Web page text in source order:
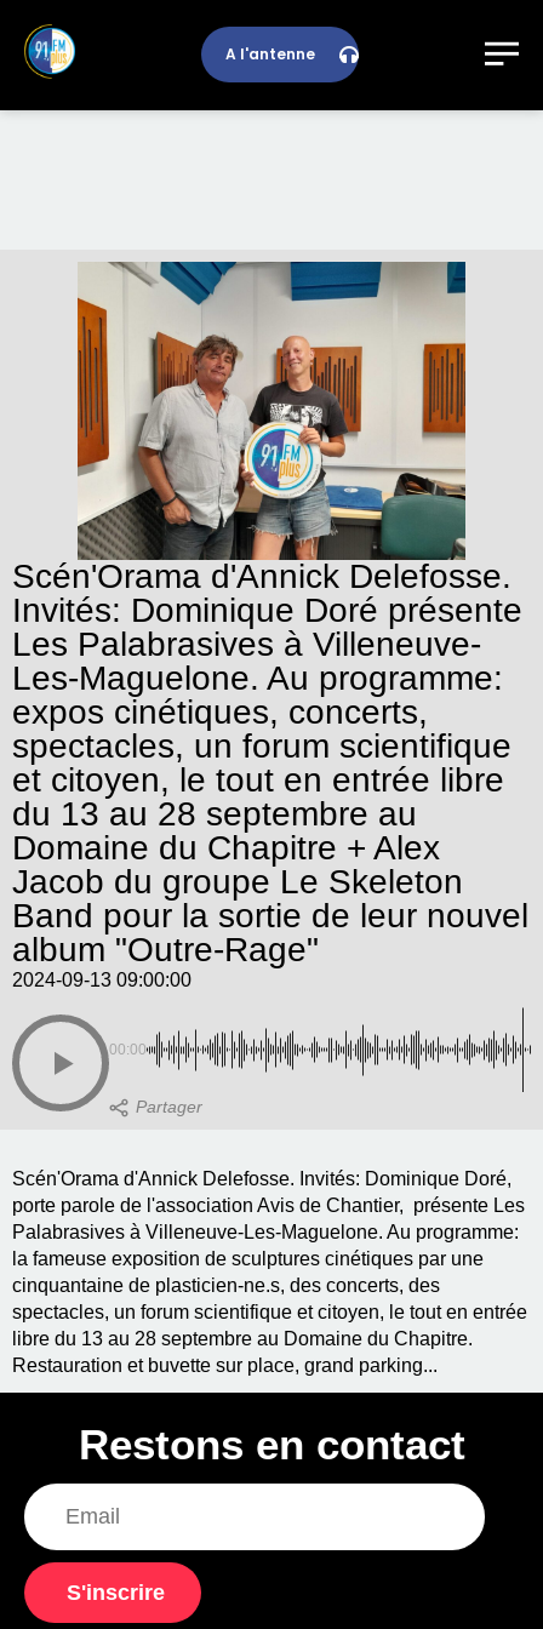
A l'antenne
Scén'Orama d'Annick Delefosse.
Invités: Dominique Doré présente
Les Palabrasives à Villeneuve-
Les-Maguelone. Au programme:
expos cinétiques, concerts,
spectacles, un forum scientifique
et citoyen, le tout en entrée libre
du 13 au 28 septembre au
Domaine du Chapitre + Alex
Jacob du groupe Le Skeleton
Band pour la sortie de leur nouvel
album "Outre-Rage"
2024-09-13 09:00:00
00:00
Scén'Orama d'Annick Delefosse. Invités: Dominique Doré,
porte parole de l'association Avis de Chantier, présente Les
Palabrasives à Villeneuve-Les-Maguelone. Au programme:
la fameuse exposition de sculptures cinétiques par une
cinquantaine de plasticien-ne.s, des concerts, des
spectacles, un forum scientifique et citoyen, le tout en entrée
libre du 13 au 28 septembre au Domaine du Chapitre.
Restauration et buvette sur place, grand parking...
Restons en contact
S'inscrire